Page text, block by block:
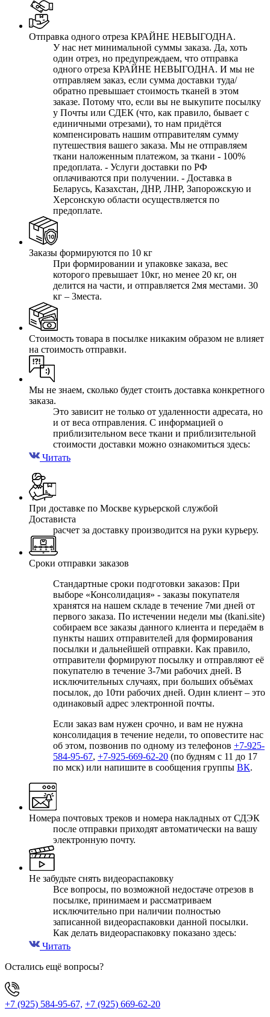
Отправка одного отреза КРАЙНЕ НЕВЫГОДНА.
У нас нет минимальной суммы заказа. Да, хоть
один отрез, но предупреждаем, что отправка
одного отреза КРАЙНЕ НЕВЫГОДНА. И мы не
отправляем заказ, если сумма доставки туда/
обратно превышает стоимость тканей в этом
заказе. Потому что, если вы не выкупите посылку
у Почты или СДЕК (что, как правило, бывает с
единичными отрезами), то нам придётся
компенсировать нашим отправителям сумму
путешествия вашего заказа. Мы не отправляем
ткани наложенным платежом, за ткани - 100%
предоплата. - Услуги доставки по РФ
оплачиваются при получении. - Доставка в
Беларусь, Казахстан, ДНР, ЛНР, Запорожскую и
Херсонскую области осуществляется по
предоплате.
Заказы формируются по 10 кг
При формировании и упаковке заказа, вес
которого превышает 10кг, но менее 20 кг, он
делится на части, и отправляется 2мя местами. 30
кг – 3места.
Стоимость товара в посылке никаким образом не влияет
на стоимость отправки.
Мы не знаем, сколько будет стоить доставка конкретного
заказа.
Это зависит не только от удаленности адресата, но
и от веса отправления. С информацией о
приблизительном весе ткани и приблизительной
стоимости доставки можно ознакомиться здесь:
Читать
При доставке по Москве курьерской службой
Достависта
расчет за доставку производится на руки курьеру.
Сроки отправки заказов
Стандартные сроки подготовки заказов: При
выборе «Консолидация» - заказы покупателя
хранятся на нашем складе в течение 7ми дней от
первого заказа. По истечении недели мы (tkani.site)
собираем все заказы данного клиента и передаём в
пункты наших отправителей для формирования
посылки и дальнейшей отправки. Как правило,
отправители формируют посылку и отправляют её
покупателю в течение 3-7ми рабочих дней. В
исключительных случаях, при больших объёмах
посылок, до 10ти рабочих дней. Один клиент – это
одинаковый адрес электронной почты.
Если заказ вам нужен срочно, и вам не нужна
консолидация в течение недели, то оповестите нас
об этом, позвонив по одному из телефонов +7-925-
584-95-67, +7-925-669-62-20 (по будням с 11 до 17
по мск) или напишите в сообщения группы ВК.
Номера почтовых треков и номера накладных от СДЭК
после отправки приходят автоматически на вашу
электронную почту.
Не забудьте снять видеораспаковку
Все вопросы, по возможной недостаче отрезов в
посылке, принимаем и рассматриваем
исключительно при наличии полностью
записанной видеораспаковки данной посылки.
Как делать видеораспаковку показано здесь:
Читать
Остались ещё вопросы?
+7 (925) 584-95-67, +7 (925) 669-62-20